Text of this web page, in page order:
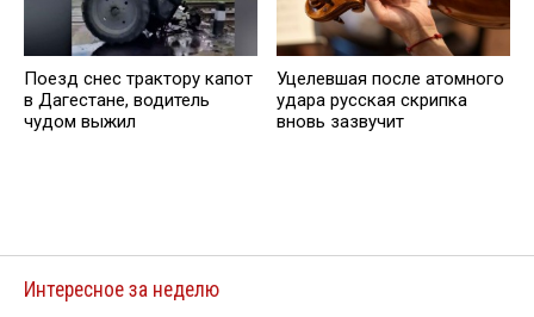
Поезд снес трактору капот
в Дагестане, водитель
чудом выжил
Уцелевшая после атомного
удара русская скрипка
вновь зазвучит
Интересное за неделю